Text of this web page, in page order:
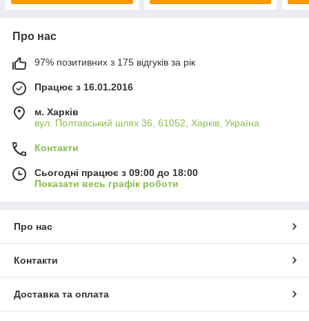
Про нас
97% позитивних з 175 відгуків за рік
Працює з 16.01.2016
м. Харків
вул. Полтавський шлях 36, 61052, Харків, Україна
Контакти
Сьогодні працює з 09:00 до 18:00
Показати весь графік роботи
Про нас
Контакти
Доставка та оплата